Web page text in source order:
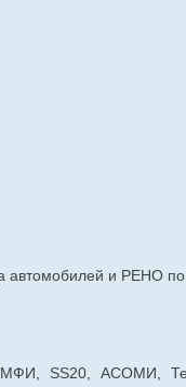
автомобилей и РЕНО
SS20, АСОМИ,